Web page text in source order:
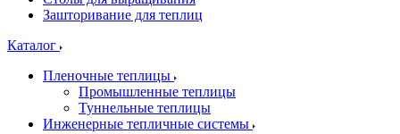
Зашторивание для теплиц
Каталог
Пленочные теплицы
Промышленные теплицы
Туннельные теплицы
Инженерные тепличные системы